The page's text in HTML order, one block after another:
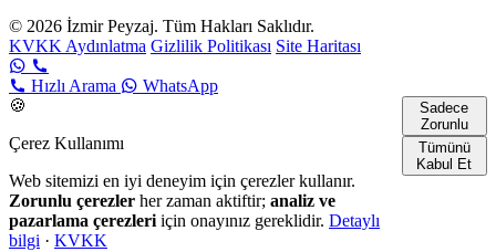
© 2026 İzmir Peyzaj. Tüm Hakları Saklıdır.
KVKK Aydınlatma Gizlilik Politikası Site Haritası
Hızlı Arama
WhatsApp
🍪
Çerez Kullanımı
Web sitemizi en iyi deneyim için çerezler kullanır.
Zorunlu çerezler her zaman aktiftir; analiz ve
pazarlama çerezleri için onayınız gereklidir. Detaylı
bilgi · KVKK
Sadece
Zorunlu
Tümünü
Kabul Et